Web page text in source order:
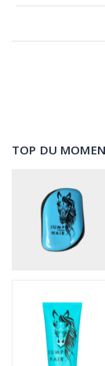
AJOUTER AU
TOP DU